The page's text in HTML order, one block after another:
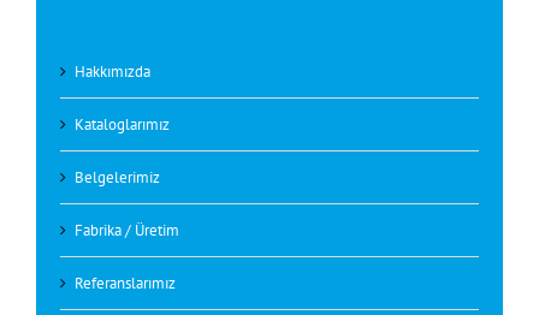
Hakkımızda
Kataloglarımız
Belgelerimiz
Fabrika / Üretim
Referanslarımız